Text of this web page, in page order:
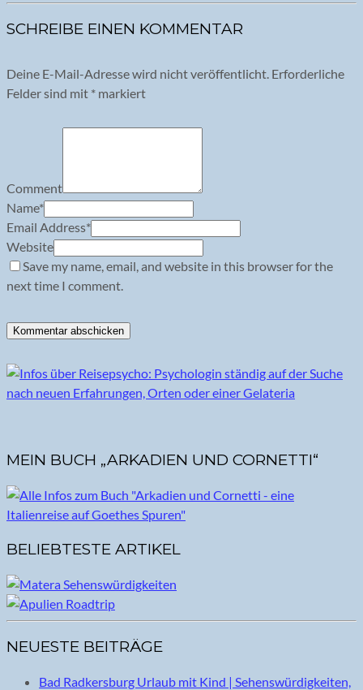
SCHREIBE EINEN KOMMENTAR
Deine E-Mail-Adresse wird nicht veröffentlicht. Erforderliche
Felder sind mit * markiert
Comment
Name*
Email Address*
Website
Save my name, email, and website in this browser for the
next time I comment.
MEIN BUCH „ARKADIEN UND CORNETTI“
BELIEBTESTE ARTIKEL
NEUESTE BEITRÄGE
Bad Radkersburg Urlaub mit Kind | Sehenswürdigkeiten,